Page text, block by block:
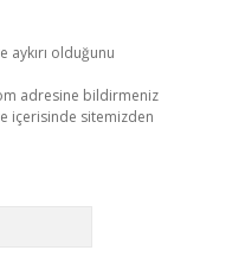
aykırı olduğunu
adresine bildirmeniz
içerisinde sitemizden